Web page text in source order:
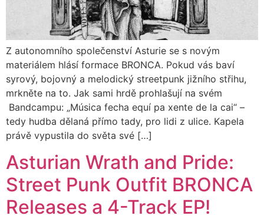
Z autonomního společenství Asturie se s novým
materiálem hlásí formace BRONCA. Pokud vás baví
syrový, bojovný a melodický streetpunk jižního střihu,
mrkněte na to. Jak sami hrdě prohlašují na svém
Bandcampu: „Música fecha equí pa xente de la cai“ –
tedy hudba dělaná přímo tady, pro lidi z ulice. Kapela
právě vypustila do světa své […]
Asturian Wrath and Pride:
Street Punk Outfit BRONCA
Releases a 4-Track EP!